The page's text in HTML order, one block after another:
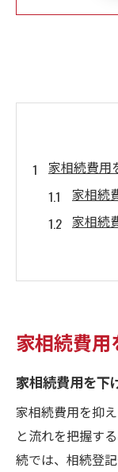
家相続費用
家相続
家相続
手続きが複
家相続
相続人
家相続
遺産分
家相続費
家相続費用を下
家相続費用を抑
と流れを把握す
続では、相続登